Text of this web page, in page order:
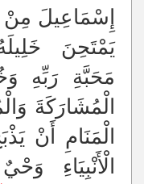
إِسْمَاعِيلَ مِنْ
يَمْتَحِنَ
مَحَبَّةِ رَبِّهِ
الْمُشَارَكَةَ
الْمَنَامِ أَنْ
الْأَنْبِيَاءِ